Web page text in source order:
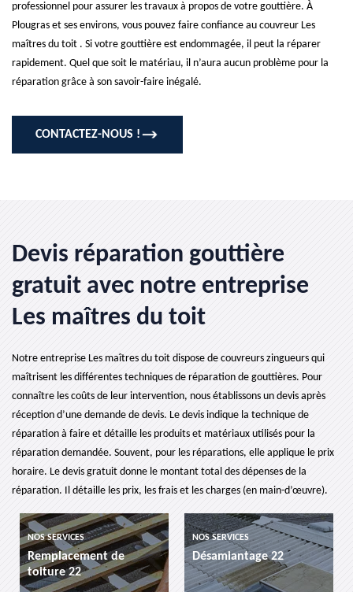
professionnel pour assurer les travaux à propos de votre gouttière. À
Plougras et ses environs, vous pouvez faire confiance au couvreur Les
maîtres du toit . Si votre gouttière est endommagée, il peut la réparer
rapidement. Quel que soit le matériau, il n’aura aucun problème pour la
réparation grâce à son savoir-faire inégalé.
CONTACTEZ-NOUS !
Devis réparation gouttière
gratuit avec notre entreprise
Les maîtres du toit
Notre entreprise Les maîtres du toit dispose de couvreurs zingueurs qui
maîtrisent les différentes techniques de réparation de gouttières. Pour
connaître les coûts de leur intervention, nous établissons un devis après
réception d’une demande de devis. Le devis indique la technique de
réparation à faire et détaille les produits et matériaux utilisés pour la
réparation demandée. Souvent, pour les réparations, elle applique le prix
horaire. Le devis gratuit donne le montant total des dépenses de la
réparation. Il détaille les prix, les frais et les charges (en main-d’œuvre).
de
NOS SERVICES
Désamiantage 22
NOS SERVICES
etancheite de